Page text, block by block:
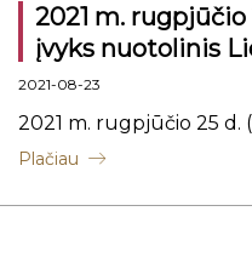
2021 m.
įvyks nuotolinis
instituto Mokslo
2021-08-23
2021 m. rugpjūčio 25 d.
istorijos instituto Mokslo
Plačiau